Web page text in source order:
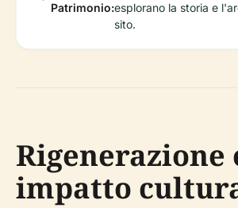
Patrimonio:esplorano la storia e
sito.
Rigenerazione
impatto